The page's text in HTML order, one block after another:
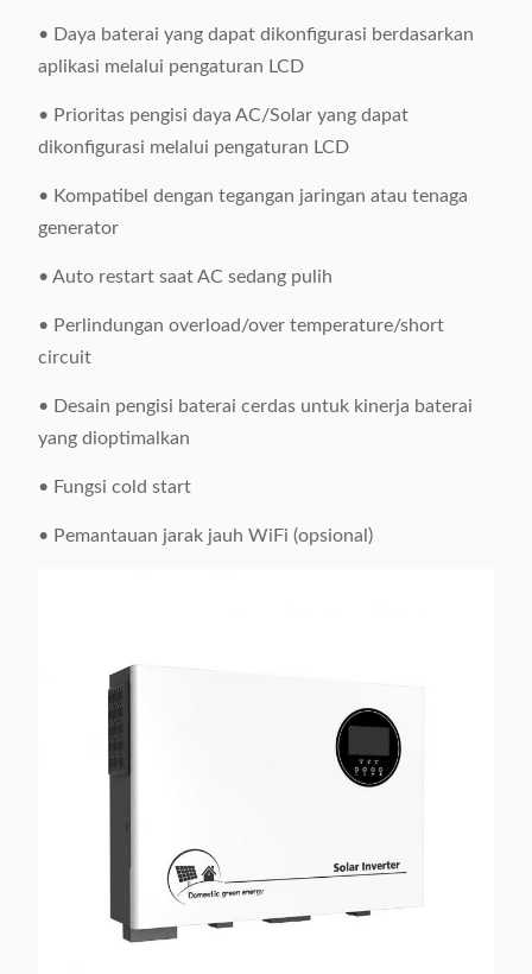
• Daya baterai yang dapat dikonfigurasi berdasarkan
aplikasi melalui pengaturan LCD
• Prioritas pengisi daya AC/Solar yang dapat
dikonfigurasi melalui pengaturan LCD
• Kompatibel dengan tegangan jaringan atau tenaga
generator
• Auto restart saat AC sedang pulih
• Perlindungan overload/over temperature/short
circuit
• Desain pengisi baterai cerdas untuk kinerja baterai
yang dioptimalkan
• Fungsi cold start
• Pemantauan jarak jauh WiFi (opsional)